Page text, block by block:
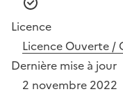
Licence
Licence Ouverte /
Dernière mise à jour
2 novembre 2022